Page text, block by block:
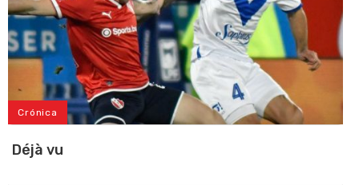
Crónica
Déjà vu